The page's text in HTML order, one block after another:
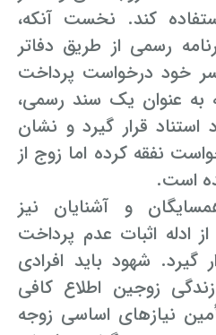
کند. نخست آنکه،
رسمی از طریق دفاتر
خود درخواست پرداخت
به عنوان یک سند رسمی،
استناد قرار گیرد و نشان
نفقه کرده اما زوج از
است.
و آشنایان نیز
ادله اثبات عدم پرداخت
گیرد. شهود باید افرادی
زوجین اطلاع کافی
نیازهای اساسی زوجه